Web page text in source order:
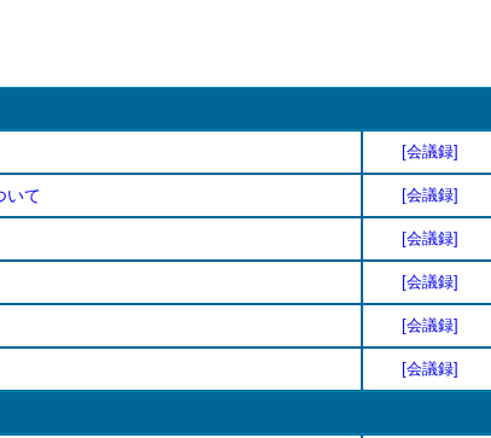
[会議録]
いて [会議録]
[会議録]
[会議録]
[会議録]
[会議録]